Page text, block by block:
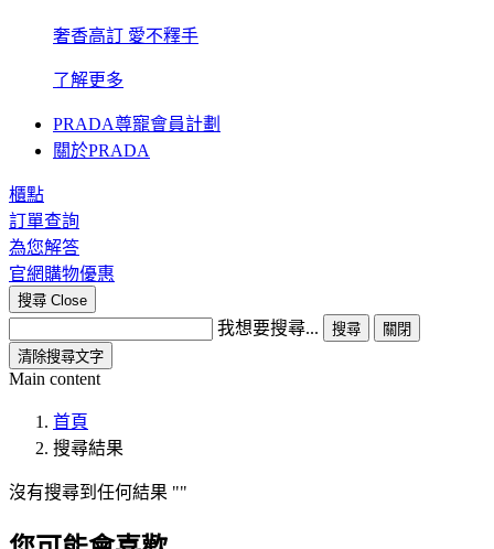
奢香高訂 愛不釋手
了解更多
PRADA尊寵會員計劃
關於PRADA
櫃點
訂單查詢
為您解答
官網購物優惠
搜尋 Close
我想要搜尋... 搜尋
關閉
清除搜尋文字
Main content
首頁
搜尋結果
沒有搜尋到任何結果